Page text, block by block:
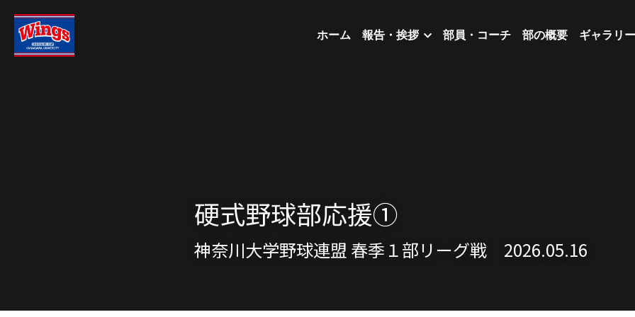
ホーム 報告・挨拶 部員・コーチ 部の概要 ギャラリー
硬式野球部応援①
神奈川大学野球連盟 春季１部リーグ戦　2026.05.16